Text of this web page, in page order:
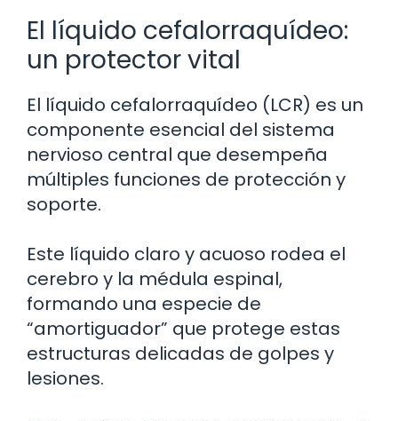
El líquido cefalorraquídeo:
un protector vital
El líquido cefalorraquídeo (LCR) es un
componente esencial del sistema
nervioso central que desempeña
múltiples funciones de protección y
soporte.
Este líquido claro y acuoso rodea el
cerebro y la médula espinal,
formando una especie de
“amortiguador” que protege estas
estructuras delicadas de golpes y
lesiones.